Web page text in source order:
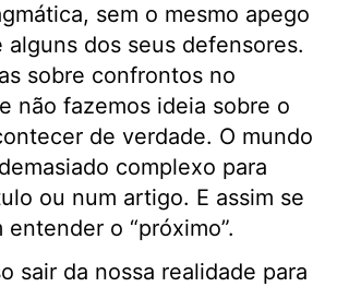
sem o mesmo apego
alguns dos seus defensores.
sobre confrontos no
não fazemos ideia sobre o
de verdade. O mundo
complexo para
ou num artigo. E assim se
o “próximo”.
sair da nossa realidade para